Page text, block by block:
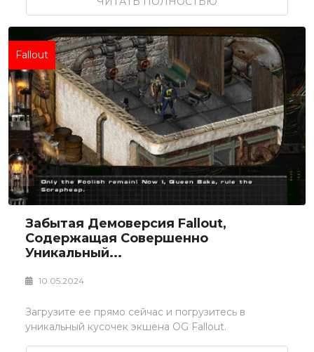
Fallout
Забытая Демоверсия Fallout,
Содержащая Совершенно
Уникальный...
10.05.2024
Загрузите ее прямо сейчас и погрузитесь в
уникальный кусочек экшена OG Fallout.